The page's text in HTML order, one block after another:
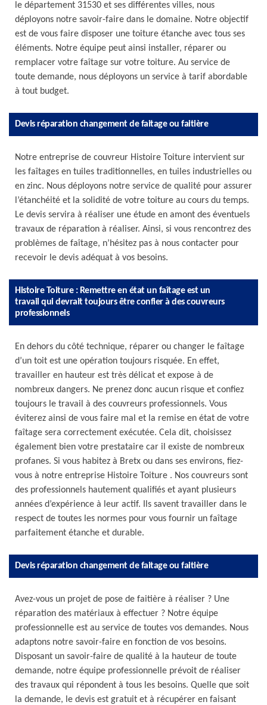
le département 31530 et ses différentes villes, nous
déployons notre savoir-faire dans le domaine. Notre objectif
est de vous faire disposer une toiture étanche avec tous ses
éléments. Notre équipe peut ainsi installer, réparer ou
remplacer votre faîtage sur votre toiture. Au service de
toute demande, nous déployons un service à tarif abordable
à tout budget.
Devis réparation changement de faitage ou faitière
Notre entreprise de couvreur Histoire Toiture intervient sur
les faîtages en tuiles traditionnelles, en tuiles industrielles ou
en zinc. Nous déployons notre service de qualité pour assurer
l’étanchéité et la solidité de votre toiture au cours du temps.
Le devis servira à réaliser une étude en amont des éventuels
travaux de réparation à réaliser. Ainsi, si vous rencontrez des
problèmes de faîtage, n’hésitez pas à nous contacter pour
recevoir le devis adéquat à vos besoins.
Histoire Toiture : Remettre en état un faîtage est un
travail qui devrait toujours être confier à des couvreurs
professionnels
En dehors du côté technique, réparer ou changer le faîtage
d’un toit est une opération toujours risquée. En effet,
travailler en hauteur est très délicat et expose à de
nombreux dangers. Ne prenez donc aucun risque et confiez
toujours le travail à des couvreurs professionnels. Vous
éviterez ainsi de vous faire mal et la remise en état de votre
faîtage sera correctement exécutée. Cela dit, choisissez
également bien votre prestataire car il existe de nombreux
profanes. Si vous habitez à Bretx ou dans ses environs, fiez-
vous à notre entreprise Histoire Toiture . Nos couvreurs sont
des professionnels hautement qualifiés et ayant plusieurs
années d’expérience à leur actif. Ils savent travailler dans le
respect de toutes les normes pour vous fournir un faîtage
parfaitement étanche et durable.
Devis réparation changement de faitage ou faitière
Avez-vous un projet de pose de faitière à réaliser ? Une
réparation des matériaux à effectuer ? Notre équipe
professionnelle est au service de toutes vos demandes. Nous
adaptons notre savoir-faire en fonction de vos besoins.
Disposant un savoir-faire de qualité à la hauteur de toute
demande, notre équipe professionnelle prévoit de réaliser
des travaux qui répondent à tous les besoins. Quelle que soit
la demande, le devis est gratuit et à récupérer en faisant